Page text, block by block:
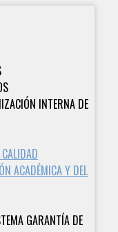
INTERNA DE
ACADÉMICA Y DEL
GARANTÍA DE